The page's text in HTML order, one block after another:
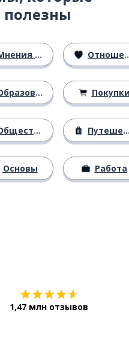
полезны
и убеждения
Основы
Отношения
Путешествия
Работа
1,47 млн отзывов